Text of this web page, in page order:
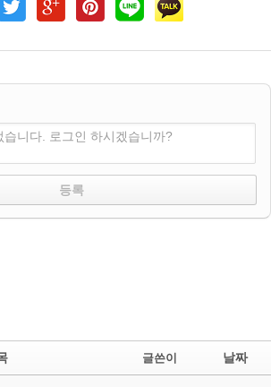
니다. 로그인 하시겠습니까?
글쓴이 날짜